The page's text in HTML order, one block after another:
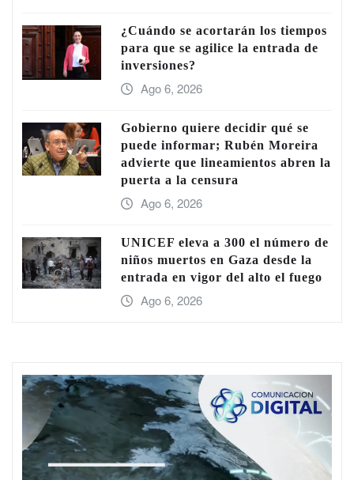
¿Cuándo se acortarán los tiempos
para que se agilice la entrada de
inversiones?
Ago 6, 2026
Gobierno quiere decidir qué se
puede informar; Rubén Moreira
advierte que lineamientos abren la
puerta a la censura
Ago 6, 2026
UNICEF eleva a 300 el número de
niños muertos en Gaza desde la
entrada en vigor del alto el fuego
Ago 6, 2026